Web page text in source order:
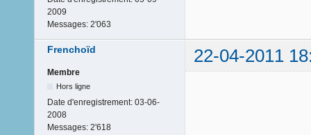
2009
Messages: 2'063
Frenchoïd 22-04-2011
Membre
Hors ligne
Date d'enregistrement: 03-06-
2008
Messages: 2'618